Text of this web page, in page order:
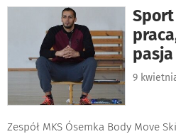
pasja
9
Zespół MKS Ósemka Body Move